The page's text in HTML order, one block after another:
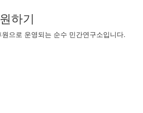
하기
으로 운영되는 순수 민간연구소입니다.